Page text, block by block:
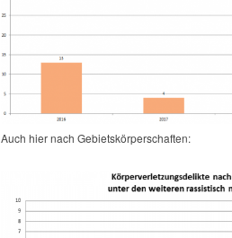
Auch hier nach Gebietskörperschaften: